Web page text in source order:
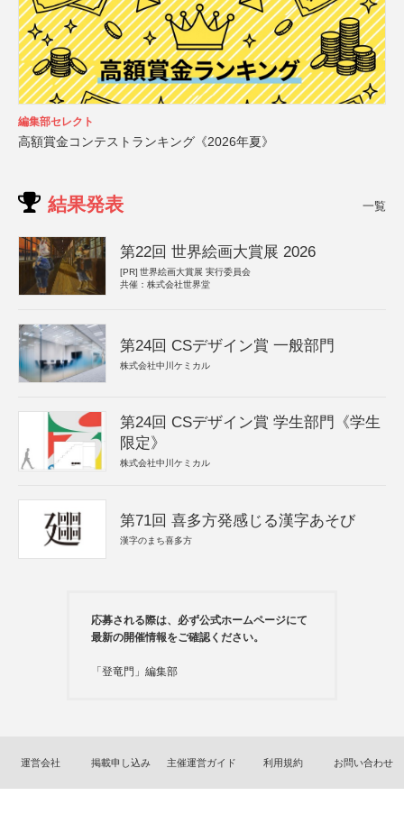
編集部セレクト
高額賞金コンテストランキング《2026年夏》
結果発表 一覧
第22回 世界絵画大賞展 2026
[PR] 世界絵画大賞展 実行委員会
共催：株式会社世界堂
第24回 CSデザイン賞 一般部門
株式会社中川ケミカル
第24回 CSデザイン賞 学生部門《学生
限定》
株式会社中川ケミカル
第71回 喜多方発感じる漢字あそび
漢字のまち喜多方
応募される際は、必ず公式ホームページにて
最新の開催情報をご確認ください。
「登竜門」編集部
運営会社 掲載申し込み 主催運営ガイド 利用規約 お問い合わせ